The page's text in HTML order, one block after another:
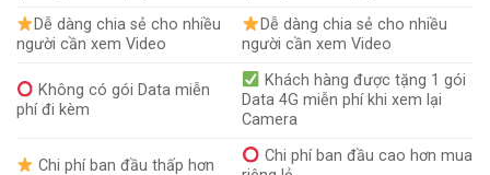
Dễ dàng chia sẻ cho nhiều
người cần xem Video
Dễ dàng chia sẻ cho nhiều
người cần xem Video
Không có gói Data miễn
phí đi kèm
Khách hàng được tặng 1 gói
Data 4G miễn phí khi xem lại
Camera
Chi phí ban đầu thấp hơn
Chi phí ban đầu cao hơn mua